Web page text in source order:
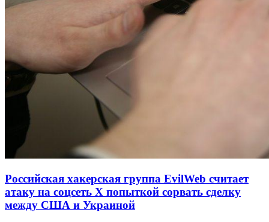
Российская хакерская группа EvilWeb считает
атаку на соцсеть Х попыткой сорвать сделку
между США и Украиной